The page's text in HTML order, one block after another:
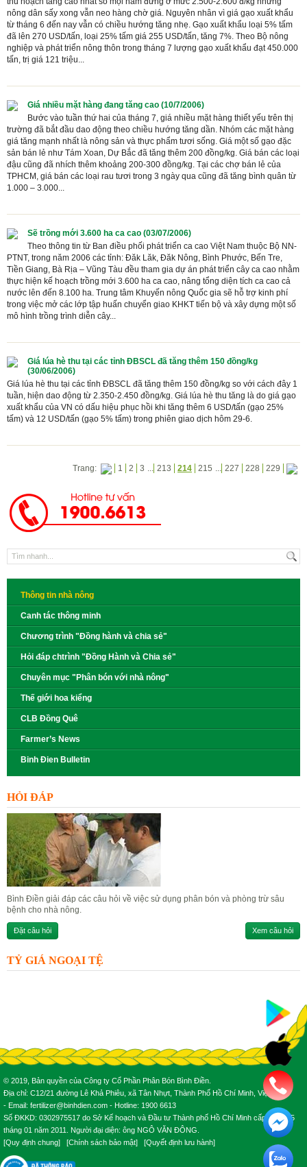
nông dân sấy xong vẫn neo hàng chờ giá. Nguyên nhân vì giá gạo xuất khẩu
từ tháng 6 đến nay vẫn có chiều hướng tăng nhẹ. Gạo xuất khẩu loại 5% tấm
đã lên 270 USD/tấn, loại 25% tấm giá 255 USD/tấn, tăng 7%. Theo Bộ nông
nghiệp và phát triển nông thôn trong tháng 7 lượng gạo xuất khẩu đạt 450.000
tấn, trị giá 121 triệu...
Giá nhiều mặt hàng đang tăng cao (10/7/2006)
Bước vào tuần thứ hai của tháng 7, giá nhiều mặt hàng thiết yếu trên thị
trường đã bắt đầu dao động theo chiều hướng tăng dần. Nhóm các mặt hàng
giá tăng mạnh nhất là nông sản và thực phẩm tươi sống. Giá một số gạo đặc
sản bán lẻ như Tám Xoan, Dự Bắc đã tăng thêm 200 đồng/kg. Giá bán các loại
đậu cũng đã nhích thêm khoảng 200-300 đồng/kg. Tại các chợ bán lẻ của
TPHCM, giá bán các loại rau tươi trong 3 ngày qua cũng đã tăng bình quân từ
1.000 – 3.000...
Sẽ trồng mới 3.600 ha ca cao (03/07/2006)
Theo thông tin từ Ban điều phối phát triển ca cao Việt Nam thuộc Bộ NN-
PTNT, trong năm 2006 các tỉnh: Đăk Lăk, Đăk Nông, Bình Phước, Bến Tre,
Tiền Giang, Bà Rịa – Vũng Tàu đều tham gia dự án phát triển cây ca cao nhằm
thực hiện kế hoạch trồng mới 3.600 ha ca cao, nâng tổng diện tích ca cao cả
nước lên đến 8.100 ha. Trung tâm Khuyến nông Quốc gia sẽ hỗ trợ kinh phí
trong việc mở các lớp tập huấn chuyển giao KHKT tiến bộ và xây dựng một số
mô hình trồng trình diễn cây...
Giá lúa hè thu tại các tỉnh ĐBSCL đã tăng thêm 150 đồng/kg
(30/06/2006)
Giá lúa hè thu tại các tỉnh ĐBSCL đã tăng thêm 150 đồng/kg so với cách đây 1
tuần, hiện dao động từ 2.350-2.450 đồng/kg. Giá lúa hè thu tăng là do giá gạo
xuất khẩu của VN có dấu hiệu phục hồi khi tăng thêm 6 USD/tấn (gạo 25%
tấm) và 12 USD/tấn (gạo 5% tấm) trong phiên giao dịch hôm 29-6.
1 2 3 ... 213 214 215 ... 227 228 229
Trang:
Thông tin nhà nông
Canh tác thông minh
Chương trình "Đồng hành và chia sẻ"
Hỏi đáp chtrình "Đồng Hành và Chia sẻ"
Chuyên mục "Phân bón với nhà nông"
Thế giới hoa kiểng
CLB Đồng Quê
Farmer’s News
Binh Đien Bulletin
HỎI ĐÁP
Bình Điền giải đáp các câu hỏi về việc sử dụng phân bón và phòng trừ sâu
bệnh cho nhà nông.
Đặt câu hỏi Xem câu hỏi
TỶ GIÁ NGOẠI TỆ
© 2019, Bản quyền của Công ty Cổ Phần Phân Bón Bình Điền.
Địa chỉ: C12/21 đường Lê Khả Phiêu, xã Tân Nhựt, Thành Phố Hồ Chí Minh, Việt Nam.
- Email: fertilizer@binhdien.com - Hotline: 1900 6613
Số ĐKKD: 0302975517 do Sở Kế hoạch và Đầu tư Thành phố Hồ Chí Minh cấp ngày 25
tháng 01 năm 2011. Người đại diện: ông NGÔ VĂN ĐÔNG.
[Quy định chung] [Chính sách bảo mật] [Quyết định lưu hành]